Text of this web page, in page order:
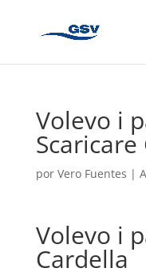
Volevo i
por Vero Fuentes |
Volevo i
Cardella